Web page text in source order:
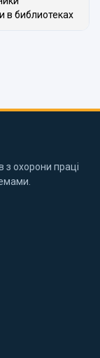
в библиотеках
з охорони праці